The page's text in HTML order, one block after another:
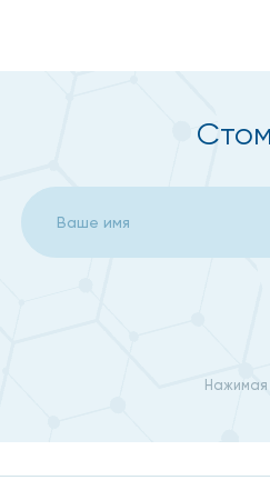
может иметь
восстановить
– актуальна при раннем
Нажимая